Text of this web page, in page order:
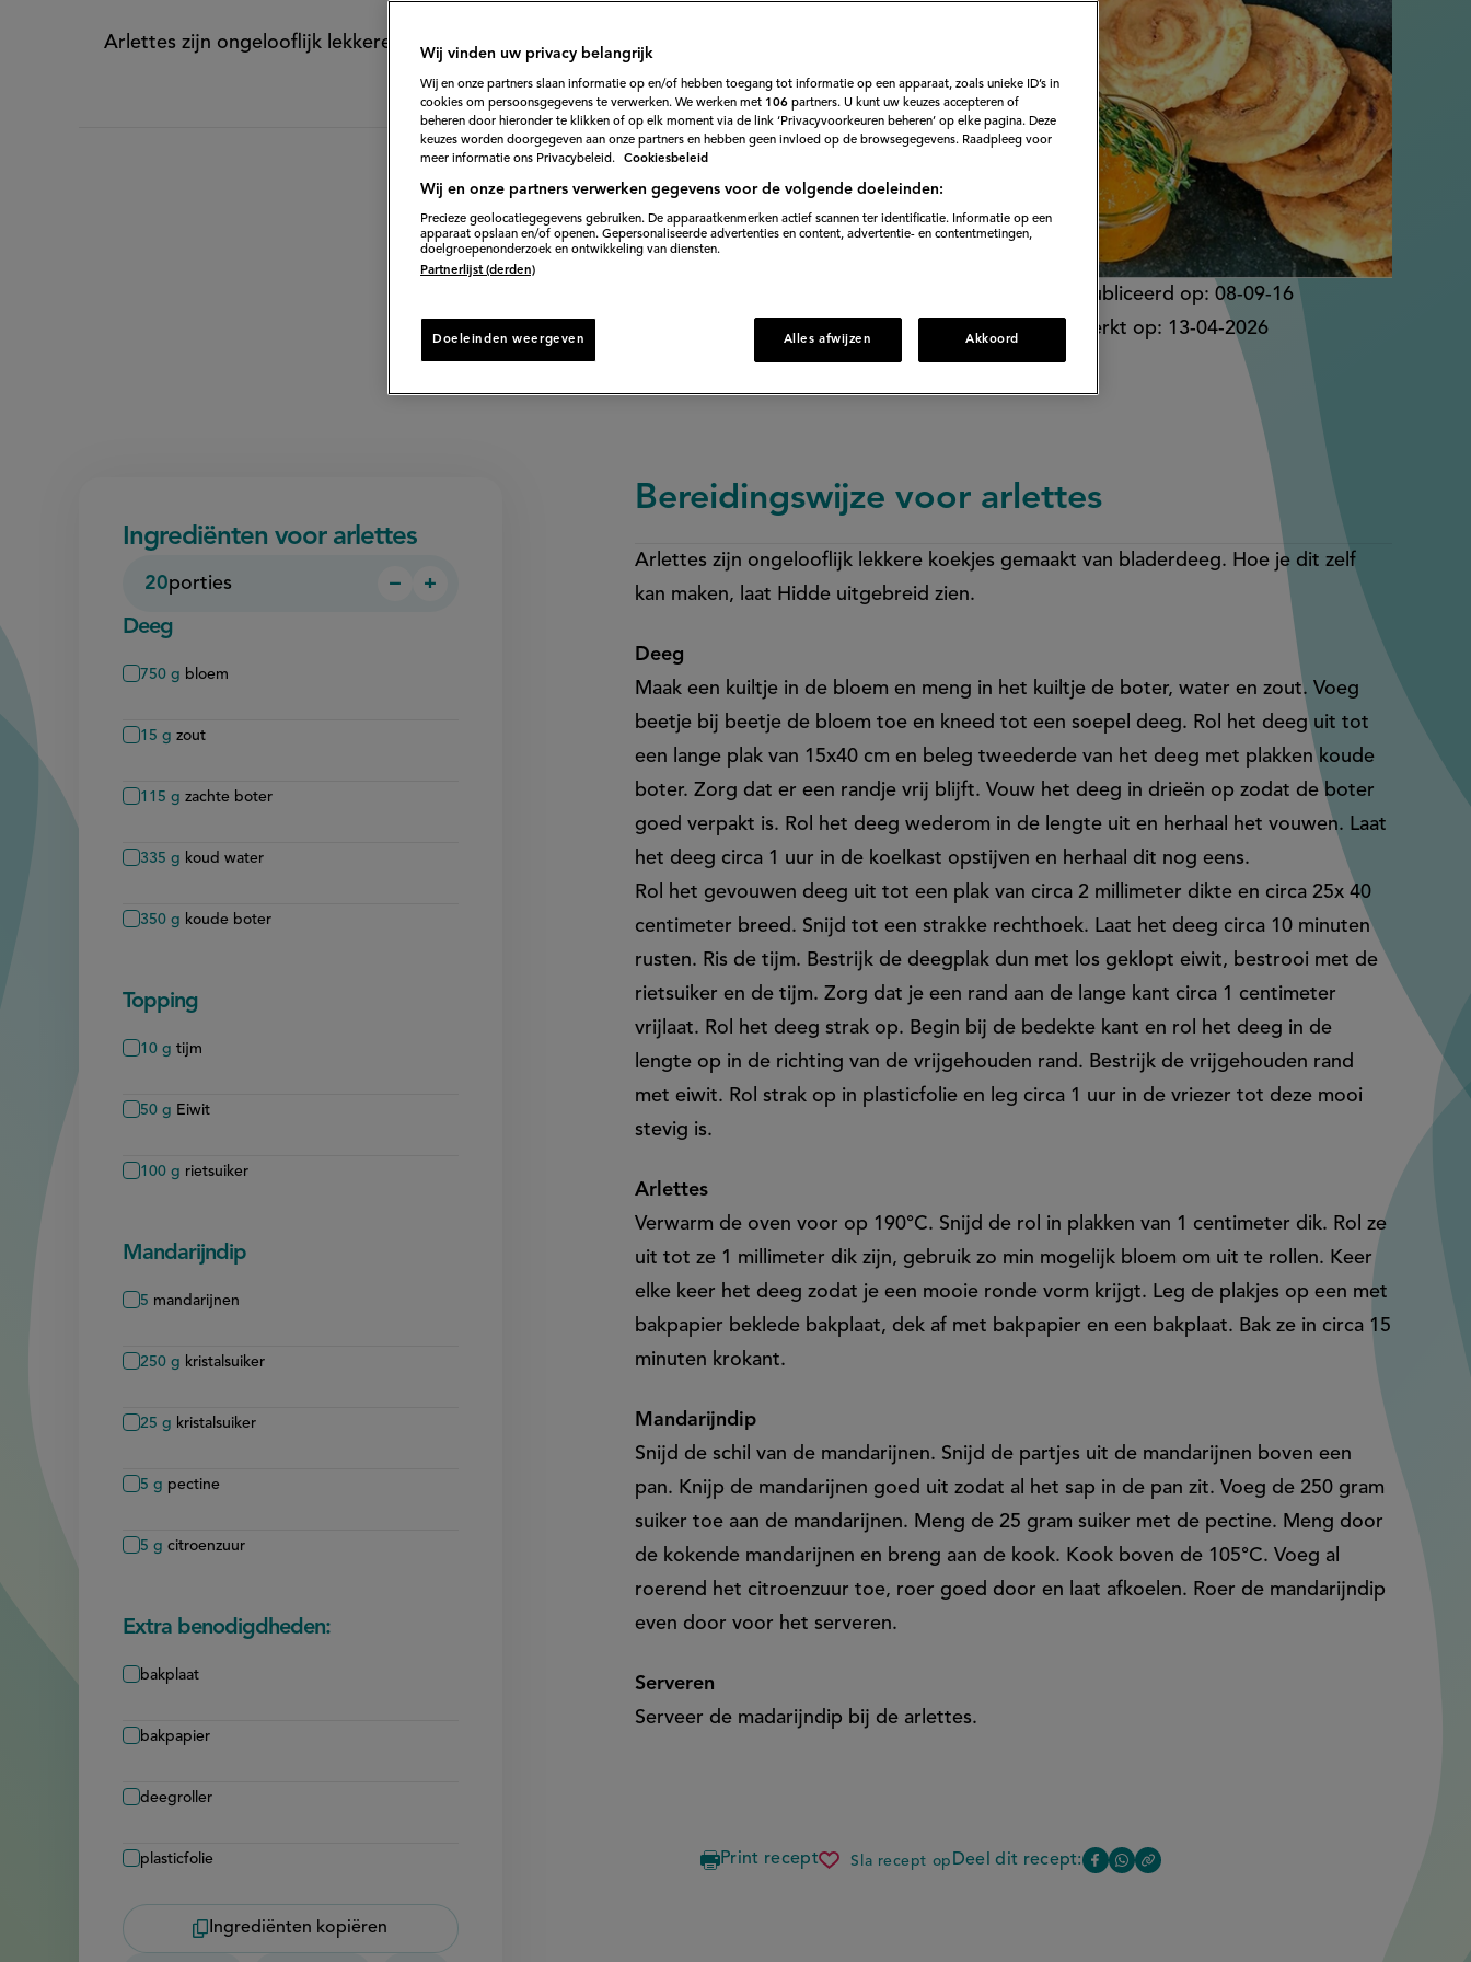
Arlettes zijn ongelooflijk lekkere koekjes gemaakt van bladerdeeg. Hoe je dit zelf kan maken, laat Hidde
uitgebreid zien.
Direct naar recept
Gepubliceerd op: 08-09-16
Bewerkt op: 13-04-2026
Ingrediënten voor arlettes
20porties
Persoon
−
Persoon
+
Deeg
750 g bloem
15 g zout
115 g zachte boter
335 g koud water
350 g koude boter
Topping
10 g tijm
50 g Eiwit
100 g rietsuiker
Mandarijndip
5 mandarijnen
250 g kristalsuiker
25 g kristalsuiker
5 g pectine
5 g citroenzuur
Extra benodigdheden:
bakplaat
bakpapier
deegroller
plasticfolie
Ingrediënten kopiëren
Bereidingswijze voor arlettes
Arlettes zijn ongelooflijk lekkere koekjes gemaakt van bladerdeeg. Hoe je dit zelf
kan maken, laat Hidde uitgebreid zien.
Deeg
Maak een kuiltje in de bloem en meng in het kuiltje de boter, water en zout. Voeg
beetje bij beetje de bloem toe en kneed tot een soepel deeg. Rol het deeg uit tot
een lange plak van 15x40 cm en beleg tweederde van het deeg met plakken koude
boter. Zorg dat er een randje vrij blijft. Vouw het deeg in drieën op zodat de boter
goed verpakt is. Rol het deeg wederom in de lengte uit en herhaal het vouwen. Laat
het deeg circa 1 uur in de koelkast opstijven en herhaal dit nog eens.
Rol het gevouwen deeg uit tot een plak van circa 2 millimeter dikte en circa 25x 40
centimeter breed. Snijd tot een strakke rechthoek. Laat het deeg circa 10 minuten
rusten. Ris de tijm. Bestrijk de deegplak dun met los geklopt eiwit, bestrooi met de
rietsuiker en de tijm. Zorg dat je een rand aan de lange kant circa 1 centimeter
vrijlaat. Rol het deeg strak op. Begin bij de bedekte kant en rol het deeg in de
lengte op in de richting van de vrijgehouden rand. Bestrijk de vrijgehouden rand
met eiwit. Rol strak op in plasticfolie en leg circa 1 uur in de vriezer tot deze mooi
stevig is.
Arlettes
Verwarm de oven voor op 190°C. Snijd de rol in plakken van 1 centimeter dik. Rol ze
uit tot ze 1 millimeter dik zijn, gebruik zo min mogelijk bloem om uit te rollen. Keer
elke keer het deeg zodat je een mooie ronde vorm krijgt. Leg de plakjes op een met
bakpapier beklede bakplaat, dek af met bakpapier en een bakplaat. Bak ze in circa 15
minuten krokant.
Mandarijndip
Snijd de schil van de mandarijnen. Snijd de partjes uit de mandarijnen boven een
pan. Knijp de mandarijnen goed uit zodat al het sap in de pan zit. Voeg de 250 gram
suiker toe aan de mandarijnen. Meng de 25 gram suiker met de pectine. Meng door
de kokende mandarijnen en breng aan de kook. Kook boven de 105°C. Voeg al
roerend het citroenzuur toe, roer goed door en laat afkoelen. Roer de mandarijndip
even door voor het serveren.
Serveren
Serveer de madarijndip bij de arlettes.
Print recept Sla recept op
arlettes
Deel dit recept:
DeelDeelCopy
Wij vinden uw privacy belangrijk
Wij en onze partners slaan informatie op en/of hebben toegang tot informatie op een apparaat, zoals unieke ID’s in
cookies om persoonsgegevens te verwerken. We werken met 106 partners. U kunt uw keuzes accepteren of
beheren door hieronder te klikken of op elk moment via de link ‘Privacyvoorkeuren beheren’ op elke pagina. Deze
keuzes worden doorgegeven aan onze partners en hebben geen invloed op de browsegegevens. Raadpleeg voor
meer informatie ons Privacybeleid.
Cookiesbeleid
Wij en onze partners verwerken gegevens voor de volgende doeleinden:
Precieze geolocatiegegevens gebruiken. De apparaatkenmerken actief scannen ter identificatie. Informatie op een
apparaat opslaan en/of openen. Gepersonaliseerde advertenties en content, advertentie- en contentmetingen,
doelgroepenonderzoek en ontwikkeling van diensten.
Partnerlijst (derden)
Doeleinden weergeven Alles afwijzen Akkoord